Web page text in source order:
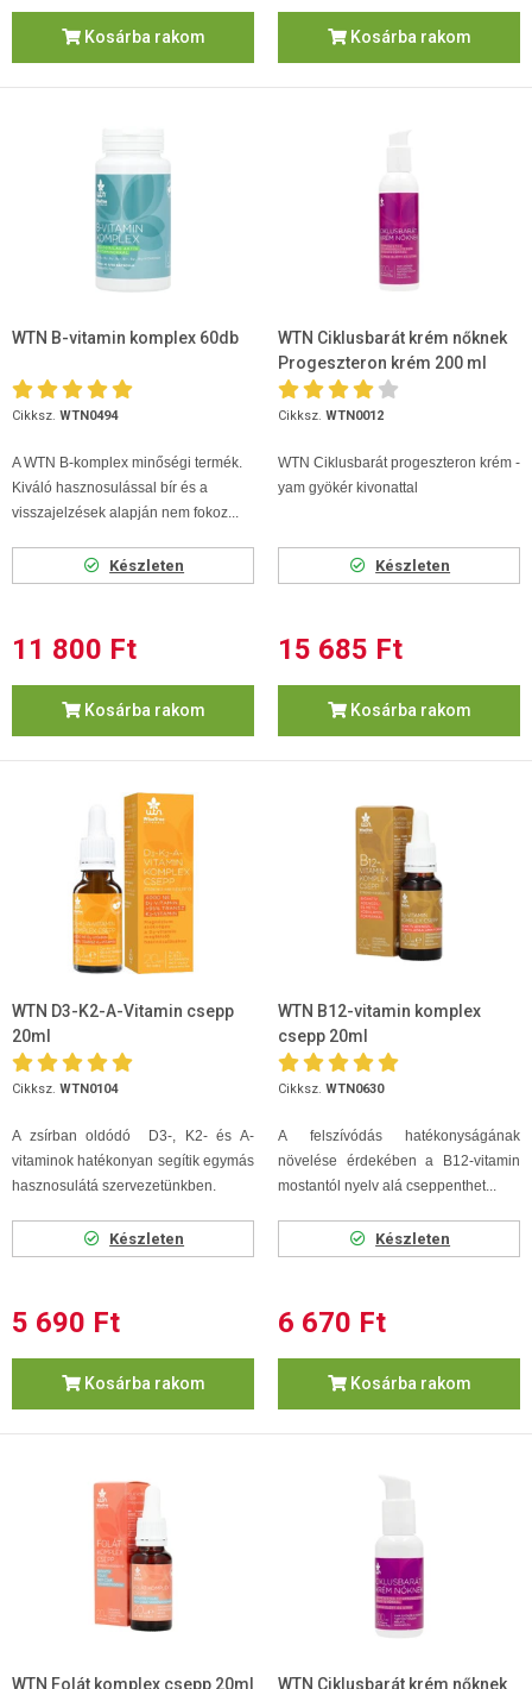
Kosárba rakom Kosárba rakom
WTN B-vitamin komplex 60db
Cikksz. WTN0494
A WTN B-komplex minőségi termék.
Kiváló hasznosulással bír és a
visszajelzések alapján nem fokoz...
Készleten
11 800 Ft
Kosárba rakom
WTN Ciklusbarát krém nőknek
Progeszteron krém 200 ml
Cikksz. WTN0012
WTN Ciklusbarát progeszteron krém -
yam gyökér kivonattal
Készleten
15 685 Ft
Kosárba rakom
WTN D3-K2-A-Vitamin csepp
20ml
Cikksz. WTN0104
A zsírban oldódó D3-, K2- és A-
vitaminok hatékonyan segítik egymás
hasznosulátá szervezetünkben.
Készleten
5 690 Ft
Kosárba rakom
WTN B12-vitamin komplex
csepp 20ml
Cikksz. WTN0630
A felszívódás hatékonyságának
növelése érdekében a B12-vitamin
mostantól nyelv alá cseppenthet...
Készleten
6 670 Ft
Kosárba rakom
WTN Folát komplex csepp 20ml WTN Ciklusbarát krém nőknek